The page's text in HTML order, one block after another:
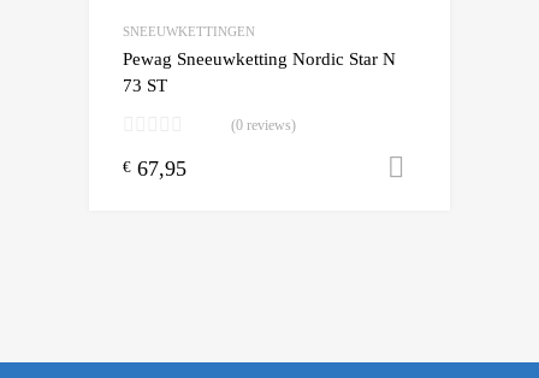
SNEEUWKETTINGEN
Pewag Sneeuwketting Nordic Star N
73 ST
(0 reviews)
€ 67,95